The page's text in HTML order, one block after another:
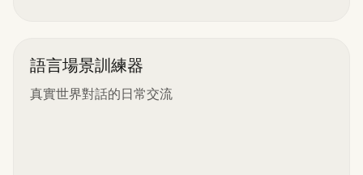
語言場景訓練器
真實世界對話的日常交流